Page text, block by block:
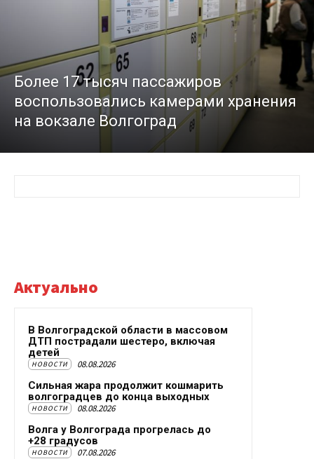
Более 17 тысяч пассажиров
воспользовались камерами хранения
на вокзале Волгоград
Актуально
В Волгоградской области в массовом
ДТП пострадали шестеро, включая
детей
НОВОСТИ 08.08.2026
Сильная жара продолжит кошмарить
волгоградцев до конца выходных
НОВОСТИ 08.08.2026
Волга у Волгограда прогрелась до
+28 градусов
НОВОСТИ 07.08.2026